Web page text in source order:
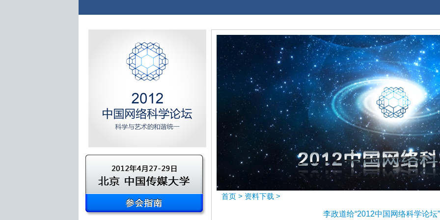
首页 > 资料下载 >
李政道给“2012中国网络科学论坛